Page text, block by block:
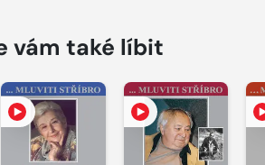
vám také líbit